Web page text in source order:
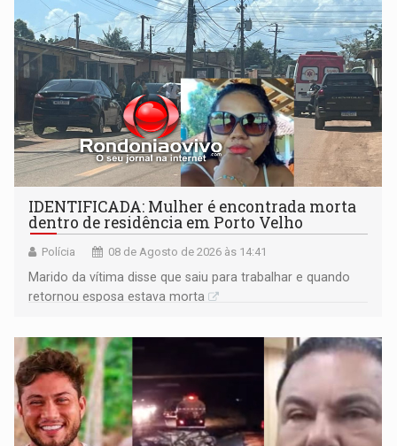
IDENTIFICADA: Mulher é encontrada morta
dentro de residência em Porto Velho
Polícia 08 de Agosto de 2026 às 14:41
Marido da vítima disse que saiu para trabalhar e quando
retornou esposa estava morta